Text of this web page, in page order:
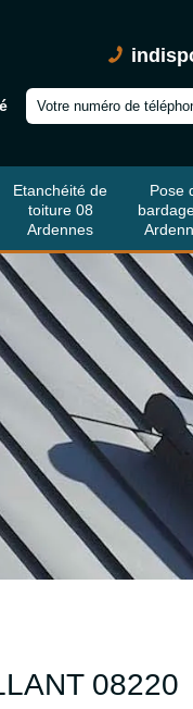
Etanchéité de
toiture 08
Ardennes
Pose
08220